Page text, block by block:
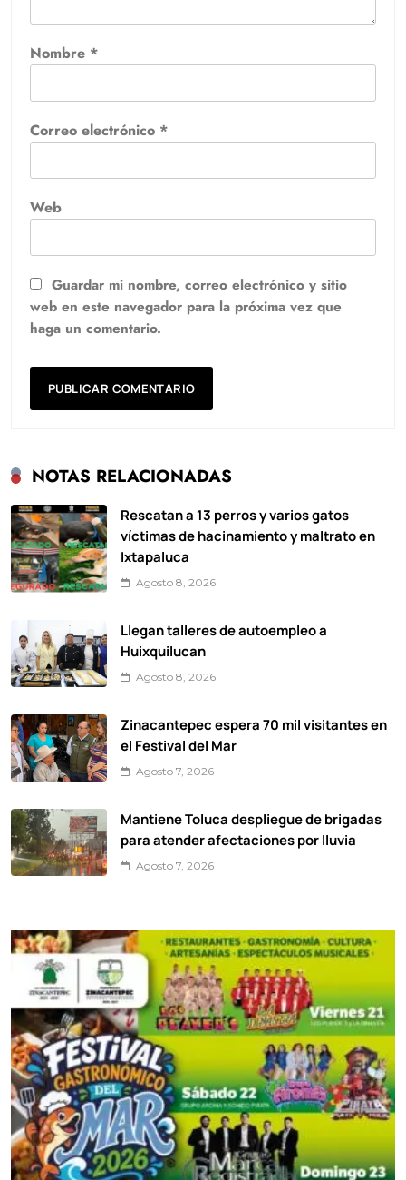
Nombre *
Correo electrónico *
Web
Guardar mi nombre, correo electrónico y sitio
web en este navegador para la próxima vez que
haga un comentario.
NOTAS RELACIONADAS
Rescatan a 13 perros y varios gatos
víctimas de hacinamiento y maltrato en
Ixtapaluca
Agosto 8, 2026
Llegan talleres de autoempleo a
Huixquilucan
Agosto 8, 2026
Zinacantepec espera 70 mil visitantes en
el Festival del Mar
Agosto 7, 2026
Mantiene Toluca despliegue de brigadas
para atender afectaciones por lluvia
Agosto 7, 2026